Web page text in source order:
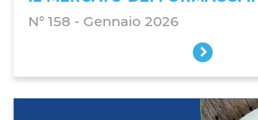
N° 158 - Gennaio 2026